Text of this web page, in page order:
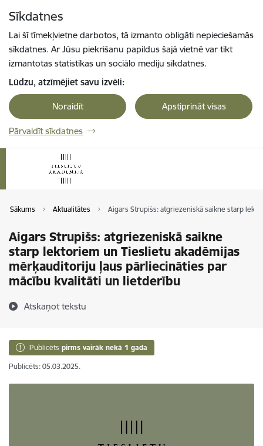
Sīkdatnes
Lai šī tīmekļvietne darbotos, tā izmanto obligāti nepieciešamās
sīkdatnes. Ar Jūsu piekrišanu papildus šajā vietnē var tikt
izmantotas statistikas un sociālo mediju sīkdatnes.
Lūdzu, atzīmējiet savu izvēli:
Noraidīt Apstiprināt visas
Pārvaldīt sīkdatnes
Sākums Aktualitātes Aigars Strupišs: atgriezeniskā saikne starp
Aigars Strupišs: atgriezeniskā saikne
starp lektoriem un Tieslietu akadēmijas
mērķauditoriju ļaus pārliecināties par
mācību kvalitāti un lietderību
Atskaņot tekstu
Publicēts pirms vairāk nekā 1 gada
Publicēts: 05.03.2025.